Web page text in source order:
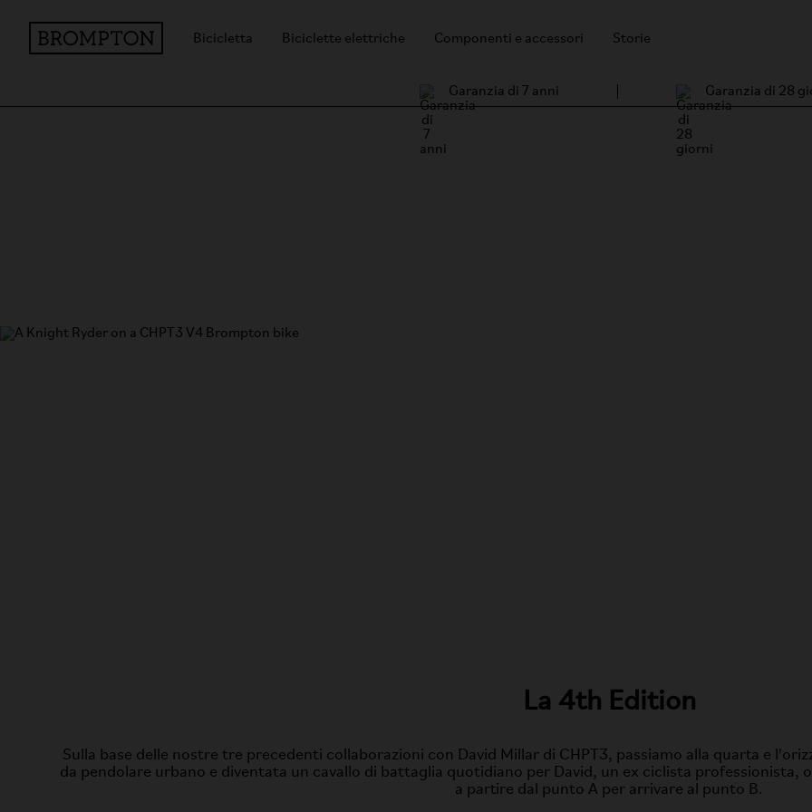
Bicicletta Biciclette elettriche Componenti e accessori Storie
Garanzia di 7 anni Garanzia di 28
La 4th Edition
Sulla base delle nostre tre precedenti collaborazioni con David Millar di CHPT3, passiamo alla quarta e
da pendolare urbano e diventata un cavallo di battaglia quotidiano per David, un ex ciclista professionista,
a partire dal punto A per arrivare al punto B.